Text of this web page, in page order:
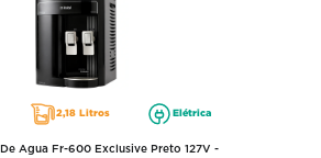
2,18 Litros Elétrica
Agua Fr-600 Exclusive Preto 127V -